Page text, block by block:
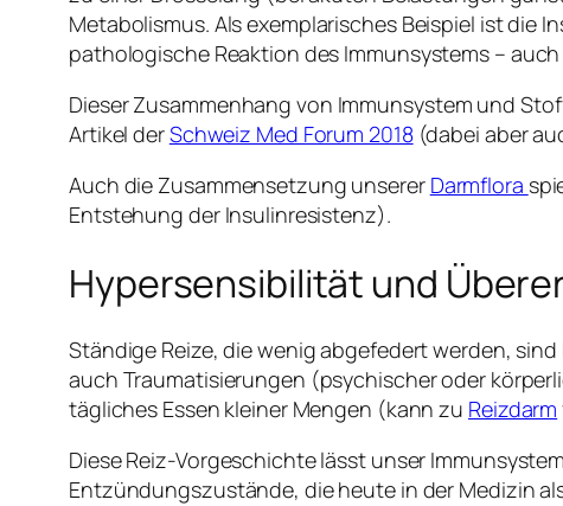
Metabolismus. Als exemplarisches Beispiel ist die
pathologische Reaktion des Immunsystems –
Dieser Zusammenhang von Immunsystem und
Artikel derSchweiz Med Forum 2018(dabei aber
Auch die Zusammensetzung unserer Darmflora
Entstehung der Insulinresistenz).
Hypersensibilität und
Ständige Reize, die wenig abgefedert werden,
auch Traumatisierungen (psychischer oder
tägliches Essen kleiner Mengen (kann zu Reizdarm
Diese Reiz-Vorgeschichte lässt unser
Entzündungszustände, die heute in der Medizin